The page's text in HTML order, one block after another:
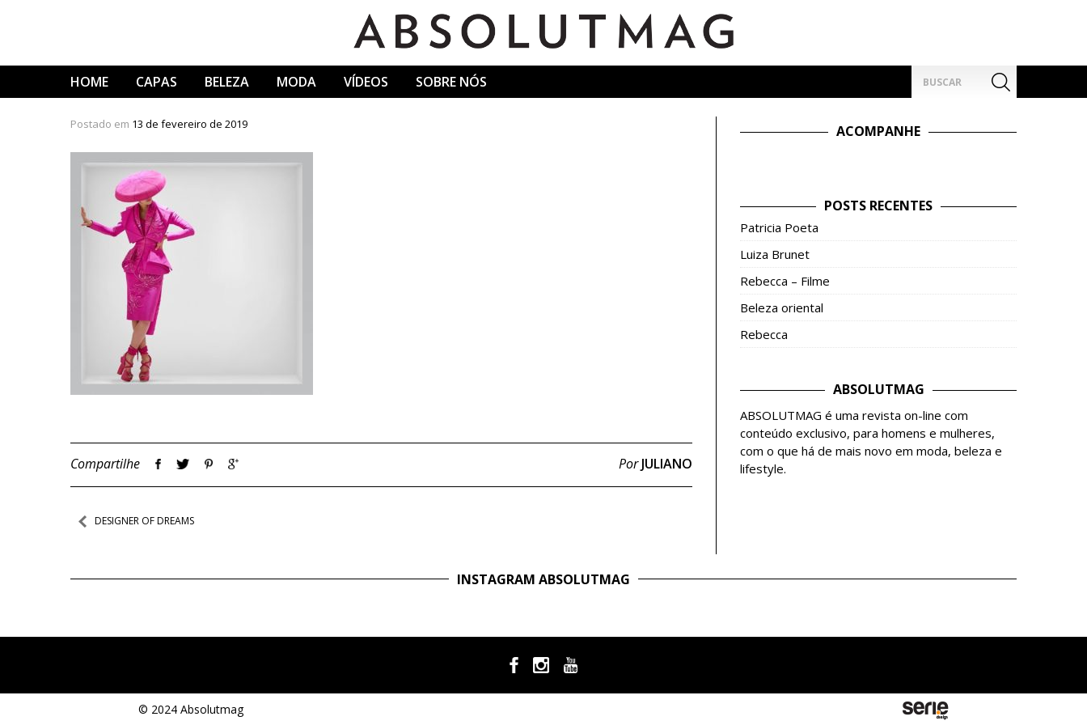
HOME CAPAS BELEZA MODA VÍDEOS SOBRE NÓS
por:
Postado em 13 de fevereiro de 2019
Compartilhe PorJULIANO
Navegação
Post
DESIGNER OF DREAMS
ACOMPANHE
POSTS RECENTES
Patricia Poeta
Luiza Brunet
Rebecca – Filme
Beleza oriental
Rebecca
ABSOLUTMAG
ABSOLUTMAG é uma revista on-line com
conteúdo exclusivo, para homens e mulheres,
com o que há de mais novo em moda, beleza e
lifestyle.
INSTAGRAM ABSOLUTMAG
© 2024 Absolutmag